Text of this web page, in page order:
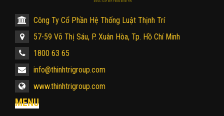
Công Ty Cổ Phần Hệ Thống Luật Thịnh Trí
57-59 Võ Thị Sáu, P. Xuân Hòa, Tp. Hồ Chí Minh
1800 63 65
info@thinhtrigroup.com
www.thinhtrigroup.com
MENU